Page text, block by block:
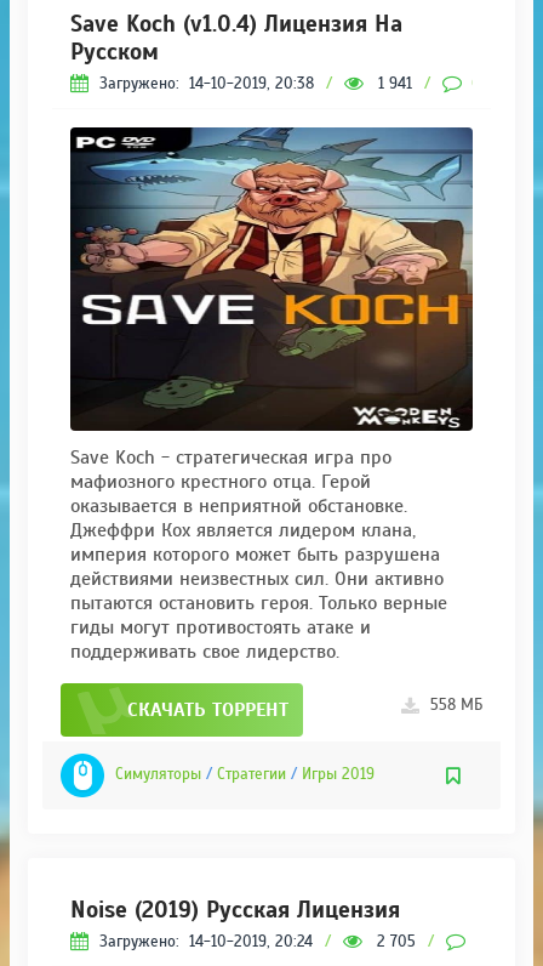
Save Koch (v1.0.4) Лицензия На
Русском
Загружено: 14-10-2019, 20:38 / 1 941 / 0
Save Koch - стратегическая игра про
мафиозного крестного отца. Герой
оказывается в неприятной обстановке.
Джеффри Кох является лидером клана,
империя которого может быть разрушена
действиями неизвестных сил. Они активно
пытаются остановить героя. Только верные
гиды могут противостоять атаке и
поддерживать свое лидерство.
СКАЧАТЬ ТОРРЕНТ 558 МБ
Симуляторы / Стратегии / Игры 2019
Noise (2019) Русская Лицензия
Загружено: 14-10-2019, 20:24 / 2 705 /